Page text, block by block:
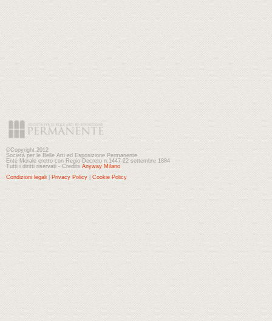
©Copyright 2012
Società per le Belle Arti ed Esposizione Permanente
Ente Morale eretto con Regio Decreto n.1447-22 settembre 1884
Tutti i diritti riservati - Credits Anyway Milano
Condizioni legali
Privacy Policy Cookie Policy